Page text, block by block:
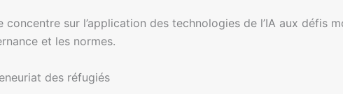
concentre sur l’application des technologies de l’IA aux défis
et les normes.
des réfugiés